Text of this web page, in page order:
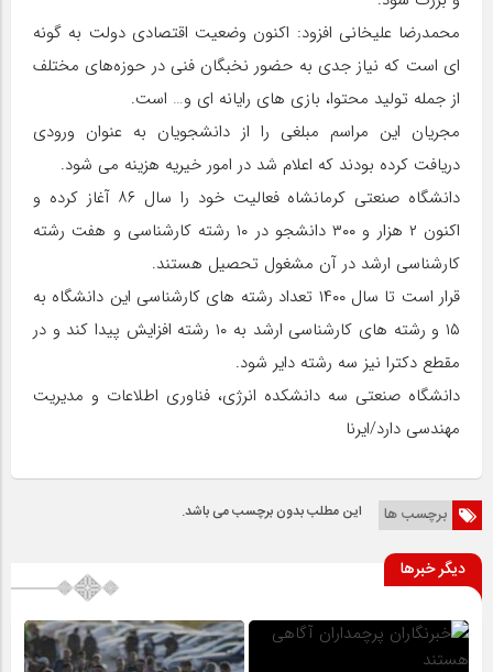
محمدرضا علیخانی افزود: اکنون وضعیت اقتصادی دولت به گونه
ای است که نیاز جدی به حضور نخبگان فنی در حوزه‌های مختلف
از جمله تولید محتوا، بازی های رایانه ای و… است.
مجریان این مراسم مبلغی را از دانشجویان به عنوان ورودی
دریافت کرده بودند که اعلام شد در امور خیریه هزینه می شود.
دانشگاه صنعتی کرمانشاه فعالیت خود را سال ۸۶ آغاز کرده و
اکنون ۲ هزار و ۳۰۰ دانشجو در ۱۰ رشته کارشناسی و هفت رشته
کارشناسی ارشد در آن مشغول تحصیل هستند.
قرار است تا سال ۱۴۰۰ تعداد رشته های کارشناسی این دانشگاه به
۱۵ و رشته های کارشناسی ارشد به ۱۰ رشته افزایش پیدا کند و در
مقطع دکترا نیز سه رشته دایر شود.
دانشگاه صنعتی سه دانشکده انرژی، فناوری اطلاعات و مدیریت
مهندسی دارد/ایرنا
برچسب ها این مطلب بدون برچسب می باشد.
دیگر خبرها